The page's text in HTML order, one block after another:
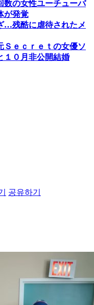
数の女性ユーチューバ
が発覚
…残酷に虐待されたメ
Ｓｅｃｒｅｔの女優ソ
１０月非公開結婚
공유하기